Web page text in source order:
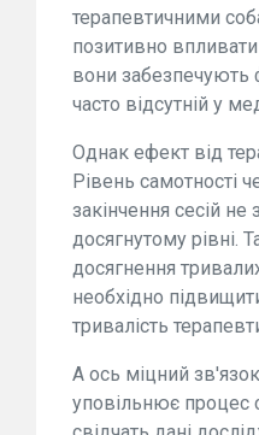
терапевтичними
позитивно впливати
вони забезпечують
часто відсутній у
Однак ефект від
Рівень самотності
закінчення сесій
досягнутому рівні.
досягнення
необхідно
тривалість
А ось міцний
уповільнює процес